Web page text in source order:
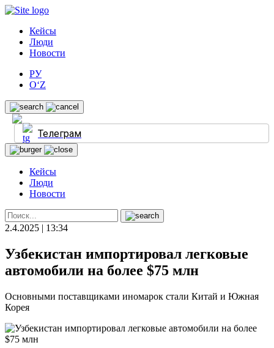
Кейсы
Люди
Новости
РУ
O‘Z
Телеграм
Кейсы
Люди
Новости
2.4.2025 | 13:34
Узбекистан импортировал легковые
автомобили на более $75 млн
Основными поставщиками иномарок стали Китай и Южная
Корея